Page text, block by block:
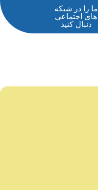
ما را در شبکه
های اجتماعی
دنبال کنید